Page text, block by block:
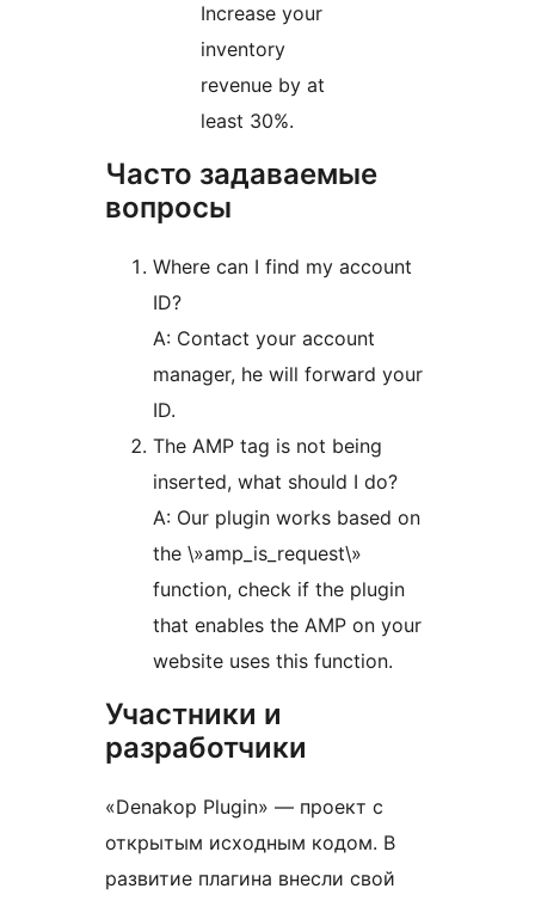
Increase your
inventory
revenue by at
least 30%.
Часто задаваемые
вопросы
Where can I find my account
ID?
A: Contact your account
manager, he will forward your
ID.
The AMP tag is not being
inserted, what should I do?
A: Our plugin works based on
the \»amp_is_request\»
function, check if the plugin
that enables the AMP on your
website uses this function.
Участники и
разработчики
«Denakop Plugin» — проект с
открытым исходным кодом. В
развитие плагина внесли свой